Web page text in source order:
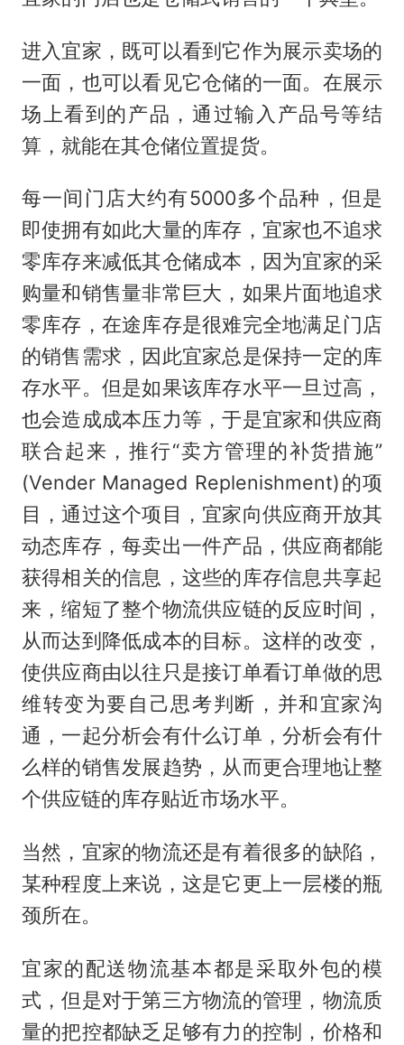
进入宜家，既可以看到它作为展示卖场的
一面，也可以看见它仓储的一面。在展示
场上看到的产品，通过输入产品号等结
算，就能在其仓储位置提货。
每一间门店大约有5000多个品种，但是
即使拥有如此大量的库存，宜家也不追求
零库存来减低其仓储成本，因为宜家的采
购量和销售量非常巨大，如果片面地追求
零库存，在途库存是很难完全地满足门店
的销售需求，因此宜家总是保持一定的库
存水平。但是如果该库存水平一旦过高，
也会造成成本压力等，于是宜家和供应商
联合起来，推行“卖方管理的补货措施”
(Vender Managed Replenishment)的项
目，通过这个项目，宜家向供应商开放其
动态库存，每卖出一件产品，供应商都能
获得相关的信息，这些的库存信息共享起
来，缩短了整个物流供应链的反应时间，
从而达到降低成本的目标。这样的改变，
使供应商由以往只是接订单看订单做的思
维转变为要自己思考判断，并和宜家沟
通，一起分析会有什么订单，分析会有什
么样的销售发展趋势，从而更合理地让整
个供应链的库存贴近市场水平。
当然，宜家的物流还是有着很多的缺陷，
某种程度上来说，这是它更上一层楼的瓶
颈所在。
宜家的配送物流基本都是采取外包的模
式，但是对于第三方物流的管理，物流质
量的把控都缺乏足够有力的控制，价格和